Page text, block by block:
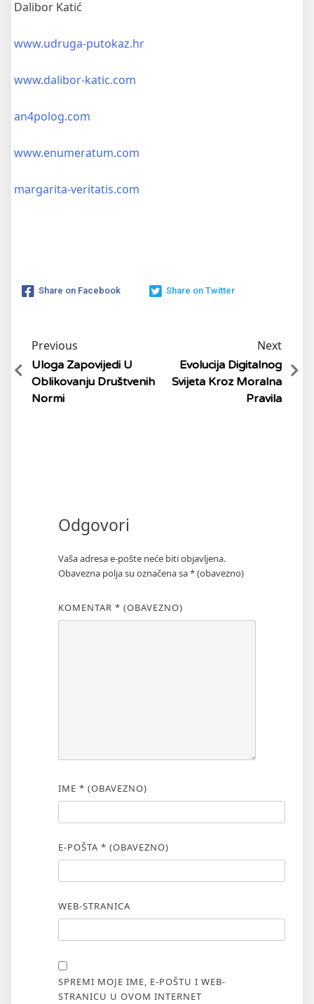
Dalibor Katić
www.udruga-putokaz.hr
www.dalibor-katic.com
an4polog.com
www.enumeratum.com
margarita-veritatis.com
Share on Facebook Share on Twitter
Previous
Uloga Zapovijedi U
Oblikovanju Društvenih
Normi
Next
Evolucija Digitalnog
Svijeta Kroz Moralna
Pravila
Odgovori
Vaša adresa e-pošte neće biti objavljena.
Obavezna polja su označena sa* (obavezno)
KOMENTAR * (OBAVEZNO)
IME * (OBAVEZNO)
E-POŠTA * (OBAVEZNO)
WEB-STRANICA
SPREMI MOJE IME, E-POŠTU I WEB-
STRANICU U OVOM INTERNET